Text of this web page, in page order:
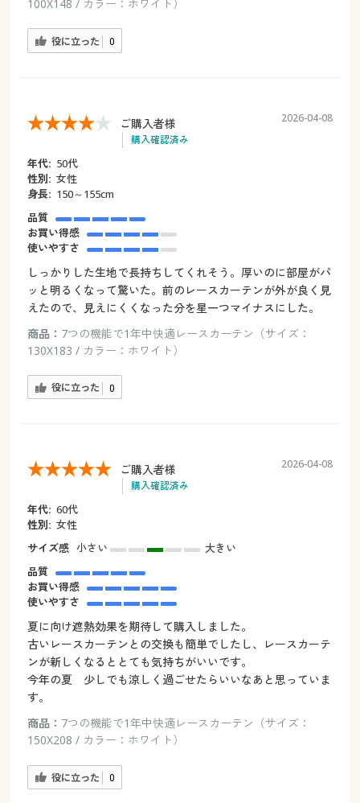
100X148 / カラー：ホワイト）
役に立った 0
ご購入者様
購入確認済み
2026-04-08
年代: 50代
性別: 女性
身長: 150～155cm
品質
お買い得感
使いやすさ
しっかりした生地で長持ちしてくれそう。厚いのに部屋がパ
ッと明るくなって驚いた。前のレースカーテンが外が良く見
えたので、見えにくくなった分を星一つマイナスにした。
商品： 7つの機能で1年中快適レースカーテン（サイズ：
130X183 / カラー：ホワイト）
役に立った 0
ご購入者様
購入確認済み
2026-04-08
年代: 60代
性別: 女性
サイズ感 小さい
大きい
品質
お買い得感
使いやすさ
夏に向け遮熱効果を期待して購入しました。
古いレースカーテンとの交換も簡単でしたし、レースカーテ
ンが新しくなるととても気持ちがいいです。
今年の夏 少しでも涼しく過ごせたらいいなあと思っていま
す。
商品： 7つの機能で1年中快適レースカーテン（サイズ：
150X208 / カラー：ホワイト）
役に立った 0